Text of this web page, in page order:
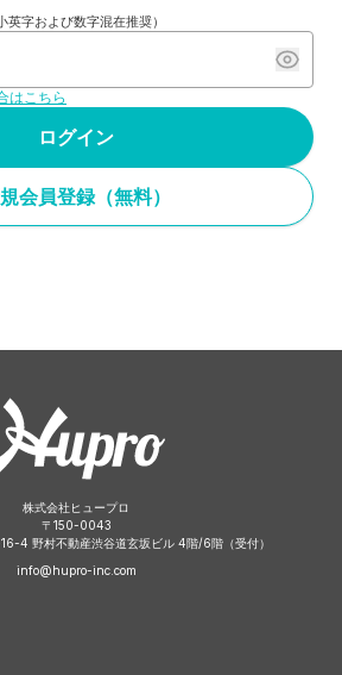
字および数字混在推奨）
はこちら
ログイン
会員登録（無料）
株式会社ヒュープロ
〒 150-0043
4 野村不動産渋谷道玄坂ビル 4階/6階（受付）
info@hupro-inc.com